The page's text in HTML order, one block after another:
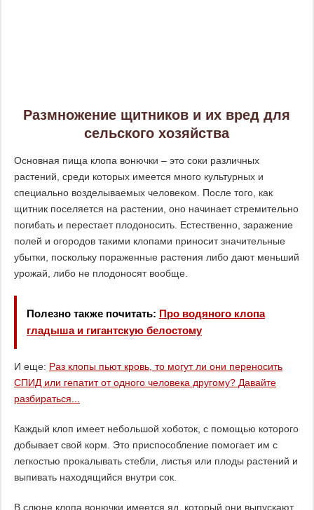
Размножение щитников и их вред для
сельского хозяйства
Основная пища клопа вонючки – это соки различных
растений, среди которых имеется много культурных и
специально возделываемых человеком. После того, как
щитник поселяется на растении, оно начинает стремительно
погибать и перестает плодоносить. Естественно, заражение
полей и огородов такими клопами приносит значительные
убытки, поскольку пораженные растения либо дают меньший
урожай, либо не плодоносят вообще.
Полезно также почитать: Про водяного клопа
гладыша и гигантскую белостому
И еще: Раз клопы пьют кровь, то могут ли они переносить
СПИД или гепатит от одного человека другому? Давайте
разбираться...
Каждый клоп имеет небольшой хоботок, с помощью которого
добывает свой корм. Это приспособление помогает им с
легкостью прокалывать стебли, листья или плоды растений и
выпивать находящийся внутри сок.
В слюне клопа вонючки имеется яд, который они выпускают